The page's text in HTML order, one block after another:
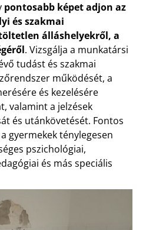
pontosabb képet adjon az
és szakmai
álláshelyekről, a
. Vizsgálja a munkatársi
tudást és szakmai
működését, a
és kezelésére
valamint a jelzések
és utánkövetését. Fontos
gyermekek ténylegesen
pszichológiai,
és más speciális